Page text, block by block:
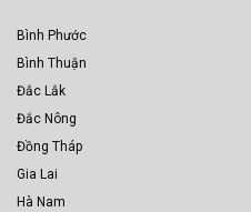
Bình Phước
Bình Thuận
Đắc Lắk
Đắc Nông
Đồng Tháp
Gia Lai
Hà Nam